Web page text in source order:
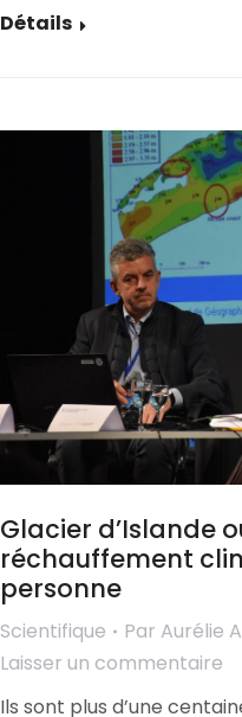
Détails
Glacier d’Islande
réchauffement
personne
Scientifique Par Aurélie
Laisser un commentaire
Ils sont plus d’une